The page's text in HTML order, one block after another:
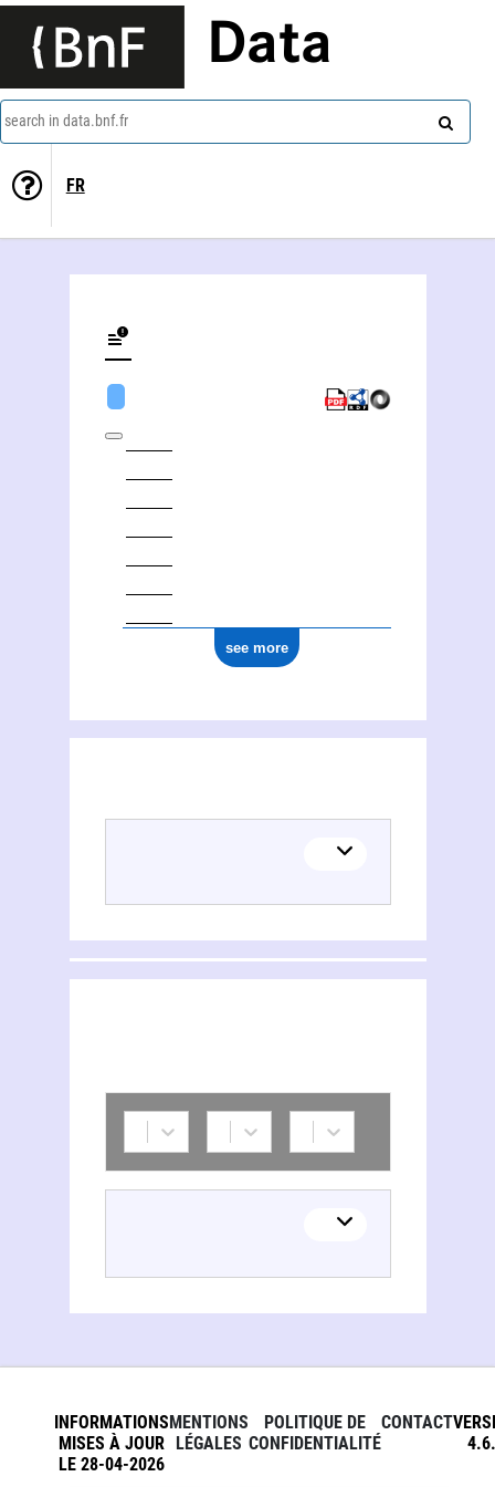
Data
search in data.bnf.fr
FR
see more
INFORMATIONS
MISES À JOUR
LE 28-04-2026
MENTIONS
LÉGALES
POLITIQUE DE
CONFIDENTIALITÉ
CONTACT